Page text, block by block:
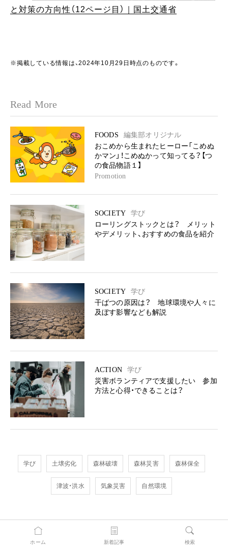
と対策の方向性（12ページ目）｜国土交通省
※掲載している情報は、2024年10月29日時点のものです。
Read More
FOODS
編集部オリジナル
おこめから生まれたヒーロー「こめぬ
かマン」！こめぬかって知ってる？【つ
の食品物語１】
Promotion
SOCIETY
学び
ローリングストックとは？ メリット
やデメリット、おすすめの食品を紹介
SOCIETY
学び
干ばつの原因は？ 地球環境や人々に
及ぼす影響なども解説
ACTION
学び
災害ボランティアで支援したい 参加
方法と心得・できることは？
学び 土壌劣化 森林破壊 森林災害 森林保全
津波・洪水 気象災害 自然環境
ホーム 新着記事 検索